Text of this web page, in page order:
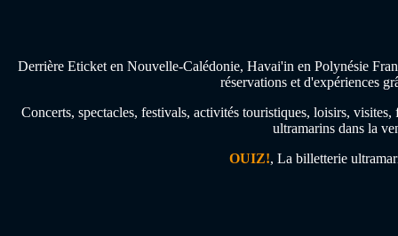
Derrière Eticket en Nouvelle-Calédonie, Havai'in en Polynésie
réservations et d'expériences
Concerts, spectacles, festivals, activités touristiques, loisirs,
ultramarins dans la
OUIZ!, La billetterie